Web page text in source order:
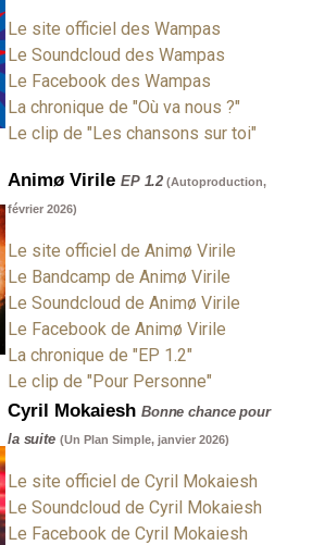
Le site officiel des Wampas
Le Soundcloud des Wampas
Le Facebook des Wampas
La chronique de "Où va nous ?"
Le clip de "Les chansons sur toi"
Animø Virile EP 1.2 (Autoproduction,
février 2026)
Le site officiel de Animø Virile
Le Bandcamp de Animø Virile
Le Soundcloud de Animø Virile
Le Facebook de Animø Virile
La chronique de "EP 1.2"
Le clip de "Pour Personne"
Cyril Mokaiesh Bonne chance pour
la suite (Un Plan Simple, janvier 2026)
Le site officiel de Cyril Mokaiesh
Le Soundcloud de Cyril Mokaiesh
Le Facebook de Cyril Mokaiesh